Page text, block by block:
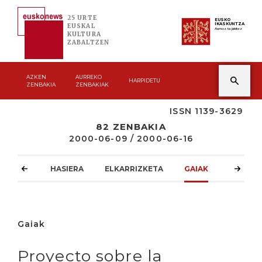
25 URTE
EUSKAL
KULTURA
ZABALTZEN
EUSKO
IKASKUNTZA
Asmoz ta jakitez
AZKEN
ZENBAKIA
AURREKO
ZENBAKIAK
HARPIDETU
ISSN 1139-3629
82 ZENBAKIA
2000-06-09 / 2000-06-16
HASIERA ELKARRIZKETA GAIAK
Gaiak
Proyecto sobre la